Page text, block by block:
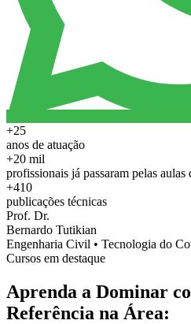
+25
anos de atuação
+20 mil
profissionais já passaram pelas
+410
publicações técnicas
Prof. Dr.
Bernardo Tutikian
Engenharia Civil • Tecnologia do
Cursos em destaque
Aprenda a Dominar
Referência na Área: